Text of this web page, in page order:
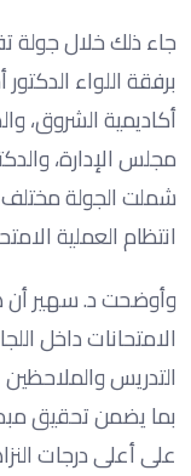
جاء ذلك خلال جولة
برفقة اللواء
أكاديمية الشروق،
مجلس الإدارة،
شملت الجولة مختلف
انتظام العملية
وأوضحت د. سهير أن
الامتحانات داخل
التدريس
بما يضمن تحقيق
على أعلى درجات